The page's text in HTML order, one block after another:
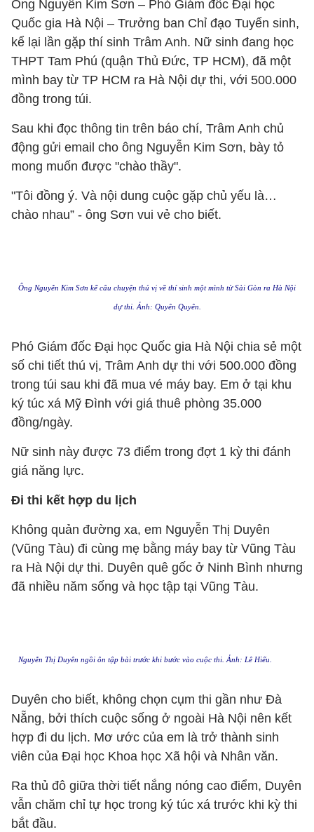
Ông Nguyễn Kim Sơn – Phó Giám đốc Đại học
Quốc gia Hà Nội – Trưởng ban Chỉ đạo Tuyển sinh,
kể lại lần gặp thí sinh Trâm Anh. Nữ sinh đang học
THPT Tam Phú (quận Thủ Đức, TP HCM), đã một
mình bay từ TP HCM ra Hà Nội dự thi, với 500.000
đồng trong túi.
Sau khi đọc thông tin trên báo chí, Trâm Anh chủ
động gửi email cho ông Nguyễn Kim Sơn, bày tỏ
mong muốn được "chào thầy".
"Tôi đồng ý. Và nội dung cuộc gặp chủ yếu là…
chào nhau” - ông Sơn vui vẻ cho biết.
Ông Nguyễn Kim Sơn kể câu chuyện thú vị về thí sinh một mình từ Sài Gòn ra Hà Nội
dự thi. Ảnh: Quyên Quyên.
Phó Giám đốc Đại học Quốc gia Hà Nội chia sẻ một
số chi tiết thú vị, Trâm Anh dự thi với 500.000 đồng
trong túi sau khi đã mua vé máy bay. Em ở tại khu
ký túc xá Mỹ Đình với giá thuê phòng 35.000
đồng/ngày.
Nữ sinh này được 73 điểm trong đợt 1 kỳ thi đánh
giá năng lực.
Đi thi kết hợp du lịch
Không quản đường xa, em Nguyễn Thị Duyên
(Vũng Tàu) đi cùng mẹ bằng máy bay từ Vũng Tàu
ra Hà Nội dự thi. Duyên quê gốc ở Ninh Bình nhưng
đã nhiều năm sống và học tập tại Vũng Tàu.
Nguyễn Thị Duyên ngồi ôn tập bài trước khi bước vào cuộc thi. Ảnh: Lê Hiếu.
Duyên cho biết, không chọn cụm thi gần như Đà
Nẵng, bởi thích cuộc sống ở ngoài Hà Nội nên kết
hợp đi du lịch. Mơ ước của em là trở thành sinh
viên của Đại học Khoa học Xã hội và Nhân văn.
Ra thủ đô giữa thời tiết nắng nóng cao điểm, Duyên
vẫn chăm chỉ tự học trong ký túc xá trước khi kỳ thi
bắt đầu.